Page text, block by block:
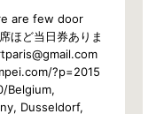
are few door
ほど当日券ありま
?p=2015
Belgium,
Dusseldorf,